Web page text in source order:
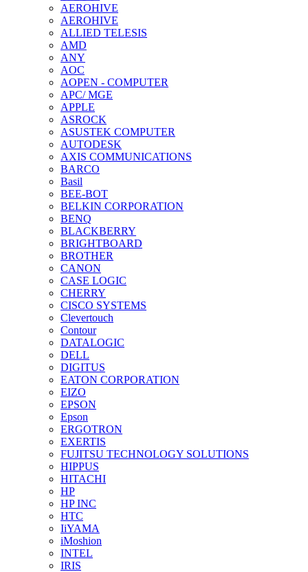
AEROHIVE
AEROHIVE
ALLIED TELESIS
AMD
ANY
AOC
AOPEN - COMPUTER
APC/ MGE
APPLE
ASROCK
ASUSTEK COMPUTER
AUTODESK
AXIS COMMUNICATIONS
BARCO
Basil
BEE-BOT
BELKIN CORPORATION
BENQ
BLACKBERRY
BRIGHTBOARD
BROTHER
CANON
CASE LOGIC
CHERRY
CISCO SYSTEMS
Clevertouch
Contour
DATALOGIC
DELL
DIGITUS
EATON CORPORATION
EIZO
EPSON
Epson
ERGOTRON
EXERTIS
FUJITSU TECHNOLOGY SOLUTIONS
HIPPUS
HITACHI
HP
HP INC
HTC
IiYAMA
iMoshion
INTEL
IRIS